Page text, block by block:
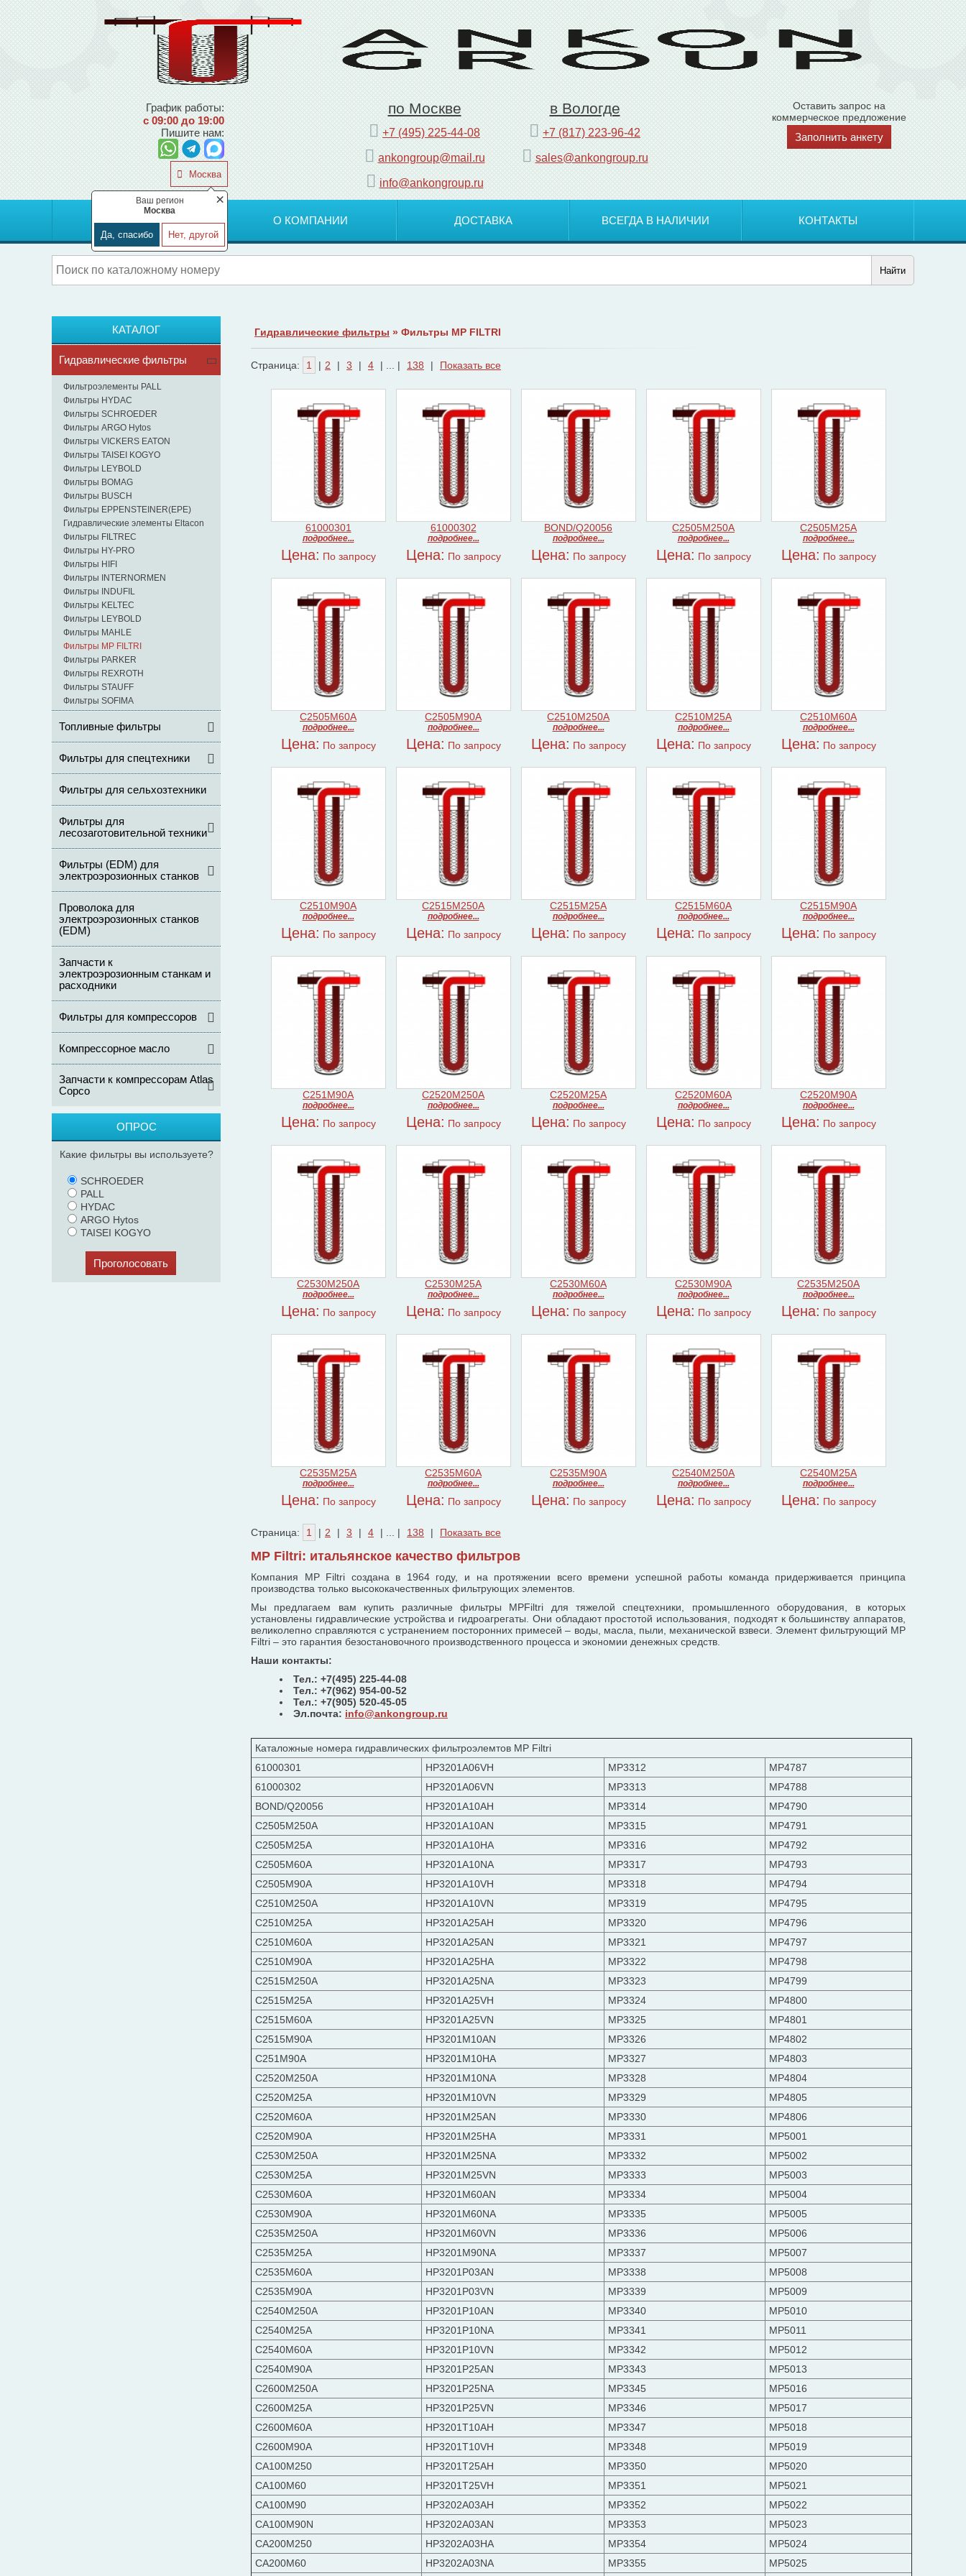
График работы:
с 09:00 до 19:00
Пишите нам:
Москва
×
Ваш регион
Москва
Да, спасибо Нет, другой
по Москве
+7 (495) 225-44-08
ankongroup@mail.ru
info@ankongroup.ru
в Вологде
+7 (817) 223-96-42
sales@ankongroup.ru
Оставить запрос на
коммерческое предложение
Заполнить анкету
ГЛАВНАЯ О КОМПАНИИ ДОСТАВКА ВСЕГДА В НАЛИЧИИ КОНТАКТЫ
Найти
КАТАЛОГ
Гидравлические фильтры
Фильтроэлементы PALL
Фильтры HYDAC
Фильтры SCHROEDER
Фильтры ARGO Hytos
Фильтры VICKERS EATON
Фильтры TAISEI KOGYO
Фильтры LEYBOLD
Фильтры BOMAG
Фильтры BUSCH
Фильтры EPPENSTEINER(EPE)
Гидравлические элементы Eltacon
Фильтры FILTREC
Фильтры HY-PRO
Фильтры HIFI
Фильтры INTERNORMEN
Фильтры INDUFIL
Фильтры KELTEC
Фильтры LEYBOLD
Фильтры MAHLE
Фильтры MP FILTRI
Фильтры PARKER
Фильтры REXROTH
Фильтры STAUFF
Фильтры SOFIMA
Топливные фильтры
Фильтры для спецтехники
Фильтры для сельхозтехники
Фильтры для
лесозаготовительной техники
Фильтры (ЕDM) для
электроэрозионных станков
Проволока для
электроэрозионных станков
(EDM)
Запчасти к
электроэрозионным станкам и
расходники
Фильтры для компрессоров
Компрессорное масло
Запчасти к компрессорам Atlas
Copco
ОПРОС
Какие фильтры вы используете?
SCHROEDER
PALL
HYDAC
ARGO Hytos
TAISEI KOGYO
Проголосовать
Гидравлические фильтры » Фильтры MP FILTRI
Страница: 1 | 2 | 3 | 4 | ... | 138 | Показать все
61000301
подробнее...
Цена: По запросу
61000302
подробнее...
Цена: По запросу
BOND/Q20056
подробнее...
Цена: По запросу
C2505M250A
подробнее...
Цена: По запросу
C2505M25A
подробнее...
Цена: По запросу
C2505M60A
подробнее...
Цена: По запросу
C2505M90A
подробнее...
Цена: По запросу
C2510M250A
подробнее...
Цена: По запросу
C2510M25A
подробнее...
Цена: По запросу
C2510M60A
подробнее...
Цена: По запросу
C2510M90A
подробнее...
Цена: По запросу
C2515M250A
подробнее...
Цена: По запросу
C2515M25A
подробнее...
Цена: По запросу
C2515M60A
подробнее...
Цена: По запросу
C2515M90A
подробнее...
Цена: По запросу
C251M90A
подробнее...
Цена: По запросу
C2520M250A
подробнее...
Цена: По запросу
C2520M25A
подробнее...
Цена: По запросу
C2520M60A
подробнее...
Цена: По запросу
C2520M90A
подробнее...
Цена: По запросу
C2530M250A
подробнее...
Цена: По запросу
C2530M25A
подробнее...
Цена: По запросу
C2530M60A
подробнее...
Цена: По запросу
C2530M90A
подробнее...
Цена: По запросу
C2535M250A
подробнее...
Цена: По запросу
C2535M25A
подробнее...
Цена: По запросу
C2535M60A
подробнее...
Цена: По запросу
C2535M90A
подробнее...
Цена: По запросу
C2540M250A
подробнее...
Цена: По запросу
C2540M25A
подробнее...
Цена: По запросу
Страница: 1 | 2 | 3 | 4 | ... | 138 | Показать все
MP Filtri: итальянское качество фильтров
Компания MP Filtri создана в 1964 году, и на протяжении всего времени успешной работы команда придерживается принципа
производства только высококачественных фильтрующих элементов.
Мы предлагаем вам купить различные фильтры MPFiltri для тяжелой спецтехники, промышленного оборудования, в которых
установлены гидравлические устройства и гидроагрегаты. Они обладают простотой использования, подходят к большинству аппаратов,
великолепно справляются с устранением посторонних примесей – воды, масла, пыли, механической взвеси. Элемент фильтрующий MP
Filtri – это гарантия безостановочного производственного процесса и экономии денежных средств.
Наши контакты:
Тел.: +7(495) 225-44-08
Тел.: +7(962) 954-00-52
Тел.: +7(905) 520-45-05
Эл.почта: info@ankongroup.ru
Каталожные номера гидравлических фильтроэлемтов MP Filtri
61000301
HP3201A06VH MP3312
MP4787
61000302
HP3201A06VN MP3313
MP4788
BOND/Q20056
HP3201A10AH MP3314
MP4790
C2505M250A
HP3201A10AN MP3315
MP4791
C2505M25A
HP3201A10HA MP3316
MP4792
C2505M60A
HP3201A10NA MP3317
MP4793
C2505M90A
HP3201A10VH MP3318
MP4794
C2510M250A
HP3201A10VN MP3319
MP4795
C2510M25A
HP3201A25AH MP3320
MP4796
C2510M60A
HP3201A25AN MP3321
MP4797
C2510M90A
HP3201A25HA MP3322
MP4798
C2515M250A
HP3201A25NA MP3323
MP4799
C2515M25A
HP3201A25VH MP3324
MP4800
C2515M60A
HP3201A25VN MP3325
MP4801
C2515M90A
HP3201M10AN MP3326
MP4802
C251M90A
HP3201M10HA MP3327
MP4803
C2520M250A
HP3201M10NA MP3328
MP4804
C2520M25A
HP3201M10VN MP3329
MP4805
C2520M60A
HP3201M25AN MP3330
MP4806
C2520M90A
HP3201M25HA MP3331
MP5001
C2530M250A
HP3201M25NA MP3332
MP5002
C2530M25A
HP3201M25VN MP3333
MP5003
C2530M60A
HP3201M60AN MP3334
MP5004
C2530M90A
HP3201M60NA MP3335
MP5005
C2535M250A
HP3201M60VN MP3336
MP5006
C2535M25A
HP3201M90NA MP3337
MP5007
C2535M60A
HP3201P03AN MP3338
MP5008
C2535M90A
HP3201P03VN MP3339
MP5009
C2540M250A
HP3201P10AN MP3340
MP5010
C2540M25A
HP3201P10NA MP3341
MP5011
C2540M60A
HP3201P10VN MP3342
MP5012
C2540M90A
HP3201P25AN MP3343
MP5013
C2600M250A
HP3201P25NA MP3345
MP5016
C2600M25A
HP3201P25VN MP3346
MP5017
C2600M60A
HP3201T10AH MP3347
MP5018
C2600M90A
HP3201T10VH MP3348
MP5019
CA100M250
HP3201T25AH MP3350
MP5020
CA100M60
HP3201T25VH MP3351
MP5021
CA100M90
HP3202A03AH MP3352
MP5022
CA100M90N
HP3202A03AN MP3353
MP5023
CA200M250
HP3202A03HA MP3354
MP5024
CA200M60
HP3202A03NA MP3355 MP5025